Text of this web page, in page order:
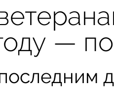
—